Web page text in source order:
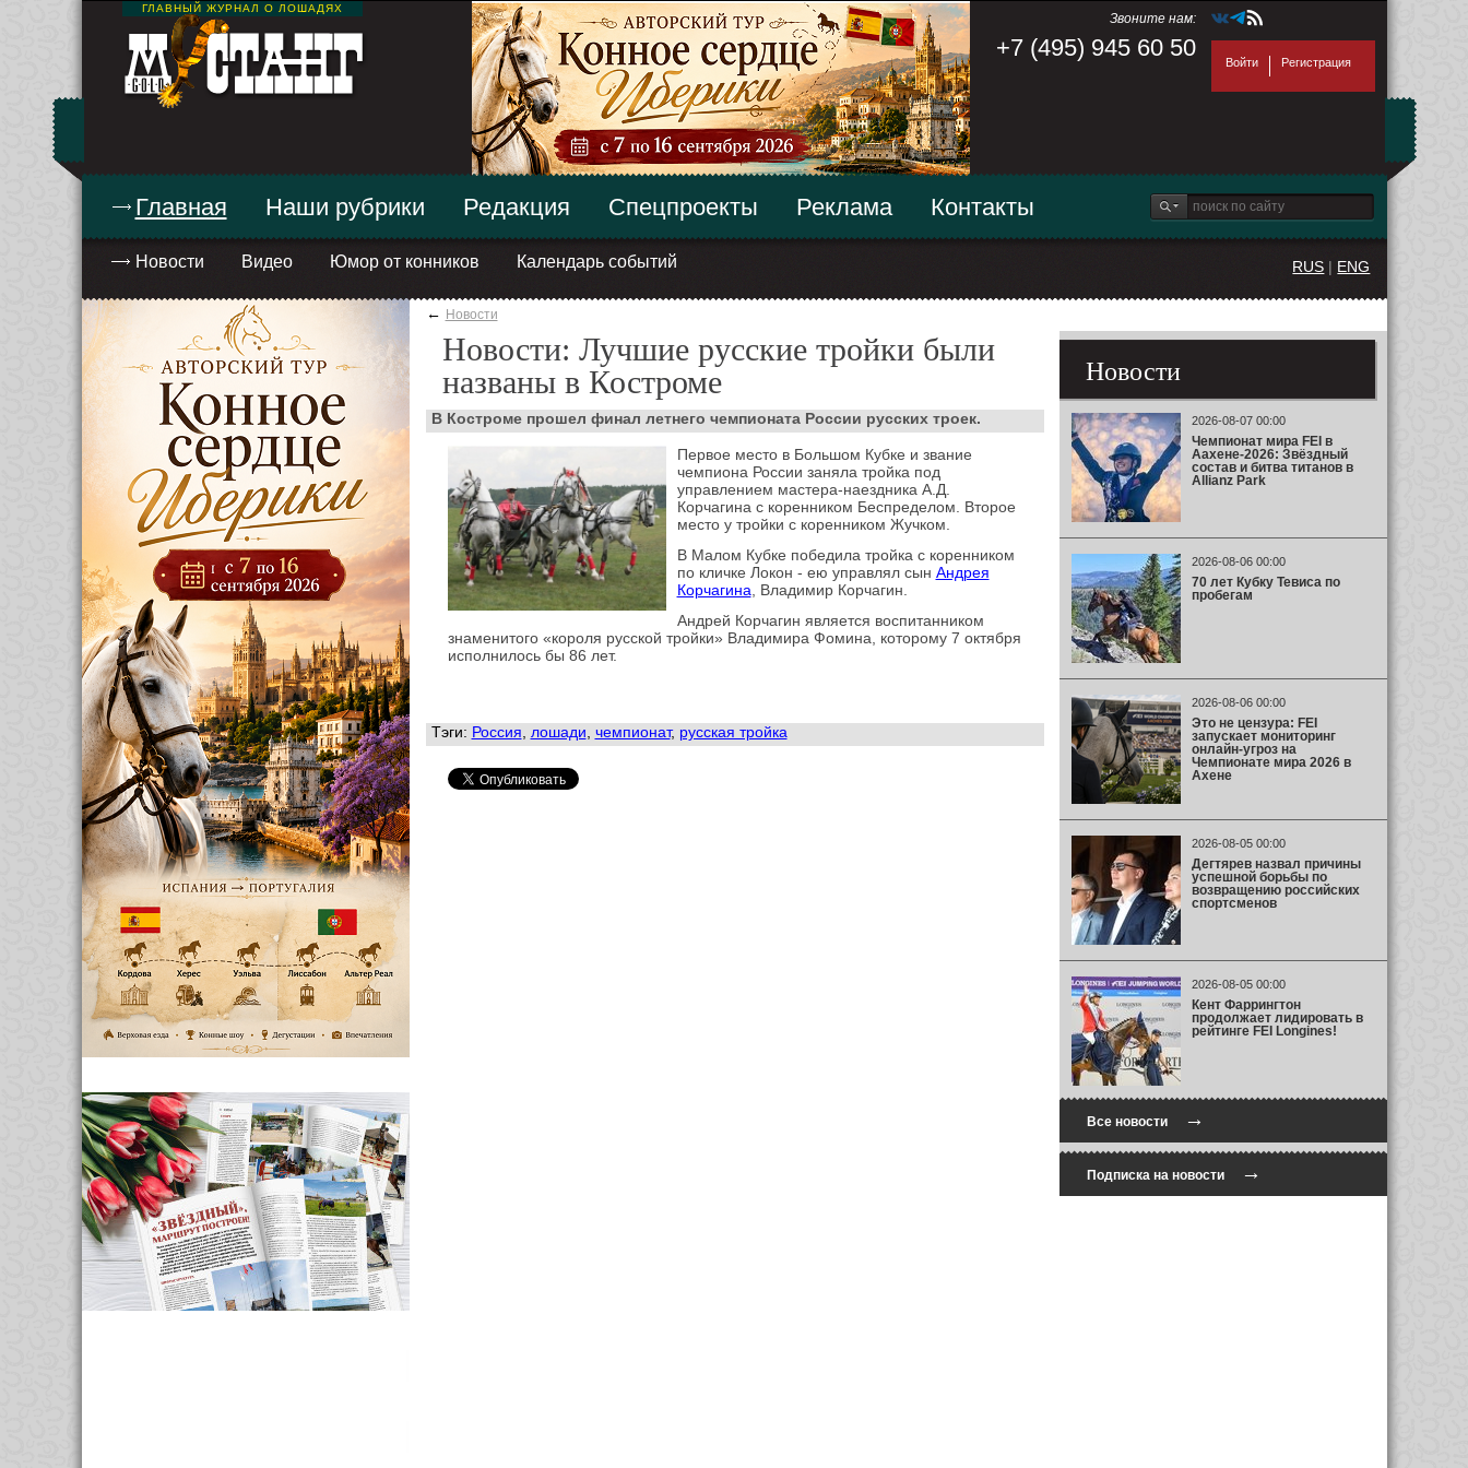
ГЛАВНЫЙ ЖУРНАЛ О ЛОШАДЯХ
Звоните нам:
+7 (495) 945 60 50
Войти Регистрация
Главная
Новости Видео Юмор от конников Календарь событий
Наши рубрики Редакция Спецпроекты Реклама Контакты
RUS | ENG
← Новости
Новости: Лучшие русские тройки были
названы в Костроме
В Костроме прошел финал летнего чемпионата России русских троек.
Первое место в Большом Кубке и звание
чемпиона России заняла тройка под
управлением мастера-наездника А.Д.
Корчагина с коренником Беспределом. Второе
место у тройки с коренником Жучком.
В Малом Кубке победила тройка с коренником
по кличке Локон - ею управлял сын Андрея
Корчагина , Владимир Корчагин.
Андрей Корчагин является воспитанником
знаменитого «короля русской тройки» Владимира Фомина, которому 7 октября
исполнилось бы 86 лет.
Тэги: Россия лошади чемпионат, русская тройка
Новости
2026-08-07 00:00
Чемпионат мира FEI в
Аахене-2026: Звёздный
состав и битва титанов в
Allianz Park
2026-08-06 00:00
70 лет Кубку Тевиса по
пробегам
2026-08-06 00:00
Это не цензура: FEI
запускает мониторинг
онлайн-угроз на
Чемпионате мира 2026 в
Ахене
2026-08-05 00:00
Дегтярев назвал причины
успешной борьбы по
возвращению российских
спортсменов
2026-08-05 00:00
Кент Фаррингтон
продолжает лидировать в
рейтинге FEI Longines!
Все новости→
Подписка на новости→